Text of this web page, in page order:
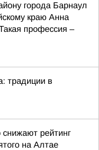
города Барнаул
краю Анна
профессия –
традиции в
рейтинг
на Алтае